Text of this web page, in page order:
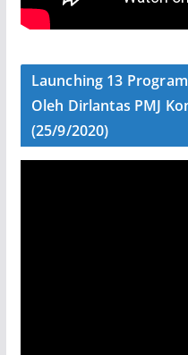
Launching 13
Oleh Dirlantas PMJ
(25/9/2020)